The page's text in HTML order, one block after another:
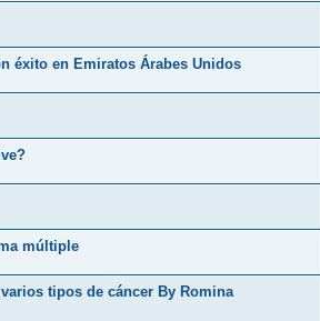
éxito en Emiratos Árabes Unidos
múltiple
tipos de cáncer By Romina